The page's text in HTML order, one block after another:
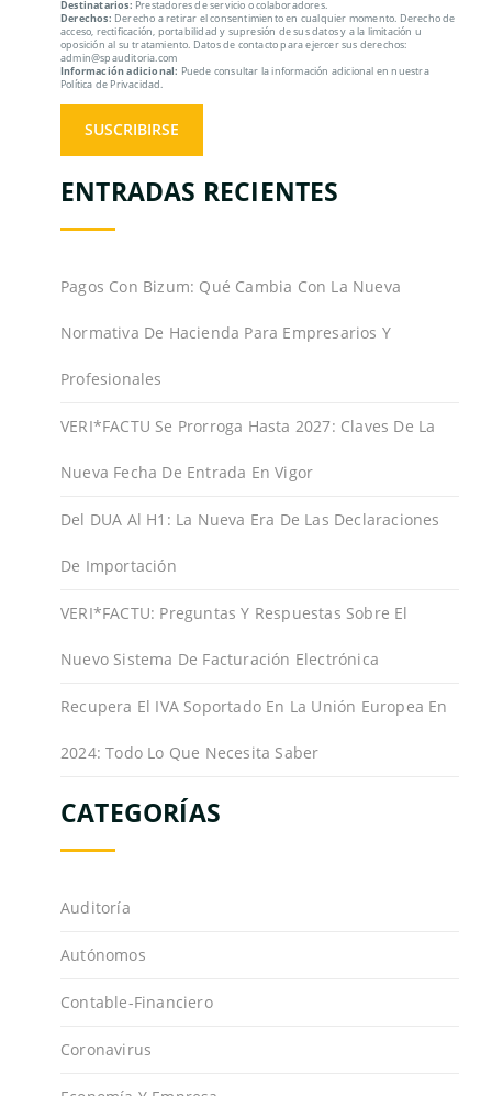
Destinatarios: Prestadores de servicio o colaboradores.
Derechos: Derecho a retirar el consentimiento en cualquier momento. Derecho de
acceso, rectificación, portabilidad y supresión de sus datos y a la limitación u
oposición al su tratamiento. Datos de contacto para ejercer sus derechos:
admin@spauditoria.com
Información adicional: Puede consultar la información adicional en nuestra
Política de Privacidad.
ENTRADAS RECIENTES
Pagos Con Bizum: Qué Cambia Con La Nueva
Normativa De Hacienda Para Empresarios Y
Profesionales
VERI*FACTU Se Prorroga Hasta 2027: Claves De La
Nueva Fecha De Entrada En Vigor
Del DUA Al H1: La Nueva Era De Las Declaraciones
De Importación
VERI*FACTU: Preguntas Y Respuestas Sobre El
Nuevo Sistema De Facturación Electrónica
Recupera El IVA Soportado En La Unión Europea En
2024: Todo Lo Que Necesita Saber
CATEGORÍAS
Auditoría
Autónomos
Contable-Financiero
Coronavirus